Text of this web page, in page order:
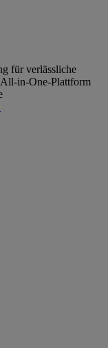
für verlässliche
in-One-Plattform